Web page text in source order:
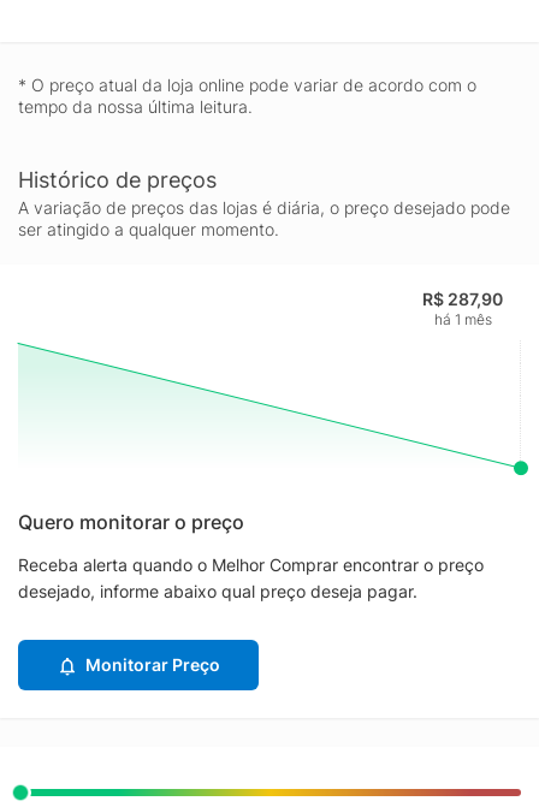
* O preço atual da loja online pode variar de acordo com o
tempo da nossa última leitura.
Histórico de preços
A variação de preços das lojas é diária, o preço desejado pode
ser atingido a qualquer momento.
R$ 287,90
há 1 mês
Quero monitorar o preço
Receba alerta quando o Melhor Comprar encontrar o preço
desejado, informe abaixo qual preço deseja pagar.
Monitorar Preço